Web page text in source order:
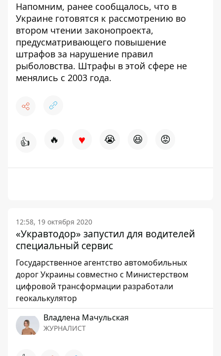
Напомним, ранее сообщалось, что в
Украине готовятся к рассмотрению во
втором чтении законопроекта,
предусматривающего повышение
штрафов за нарушение правил
рыболовства. Штрафы в этой сфере не
менялись с 2003 года.
👍 🔥 ♥ 😭 😆 😡
12:58, 19 октября 2020
«Укравтодор» запустил для водителей
специальный сервис
Государственное агентство автомобильных
дорог Украины совместно с Министерством
цифровой трансформации разработали
геокалькулятор
Владлена Мачульская
ЖУРНАЛИСТ